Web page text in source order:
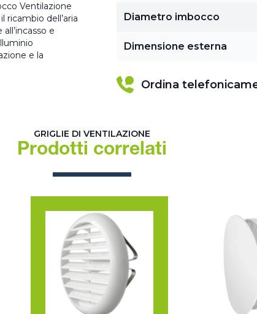
Ventilazione
dell’aria
e
e la
Diametro imbocco
Dimensione esterna
Ordina
GRIGLIE DI VENTILAZIONE
Prodotti correlati